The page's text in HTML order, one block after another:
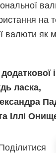
на
валюти як
ласка,
Іллі